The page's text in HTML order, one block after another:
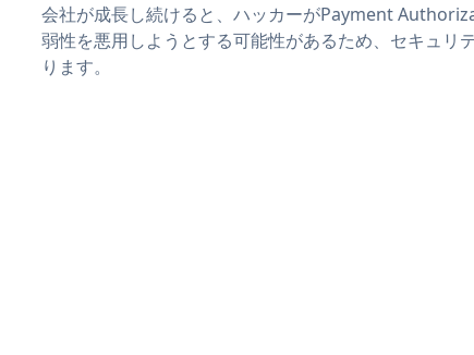
会社が成長し続けると、ハッカーがPayment
弱性を悪用しようとする可能性があるため、セキュリ
ります。